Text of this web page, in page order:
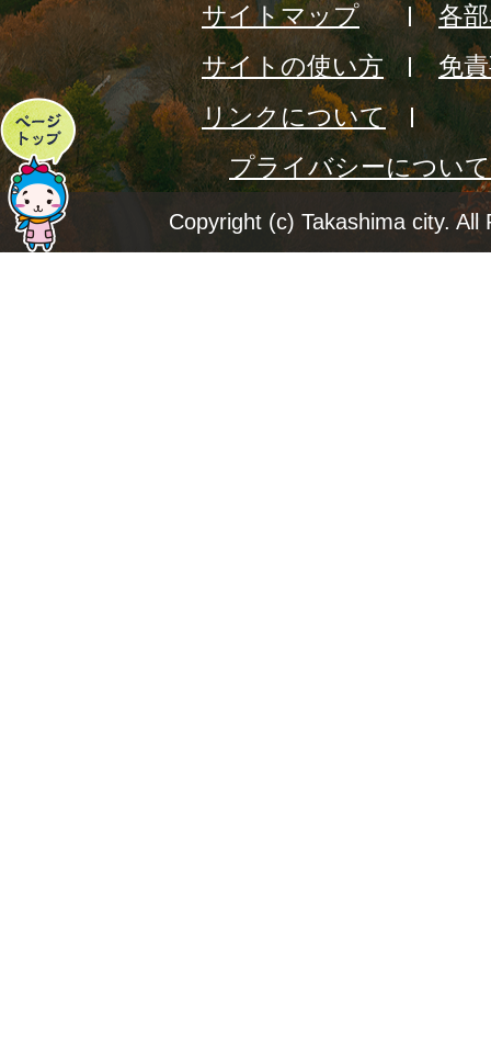
ペ
ー
ジ
サイトマップ
各
サイトの使い方
免
リンクについて
プライバシーについて
Copyright (c) Takashima city. All